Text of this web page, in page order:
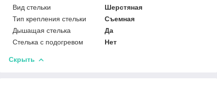
Вид стельки
Шерстяная
Тип крепления стельки
Съемная
Дышащая стелька
Да
Стелька с подогревом
Нет
Скрыть